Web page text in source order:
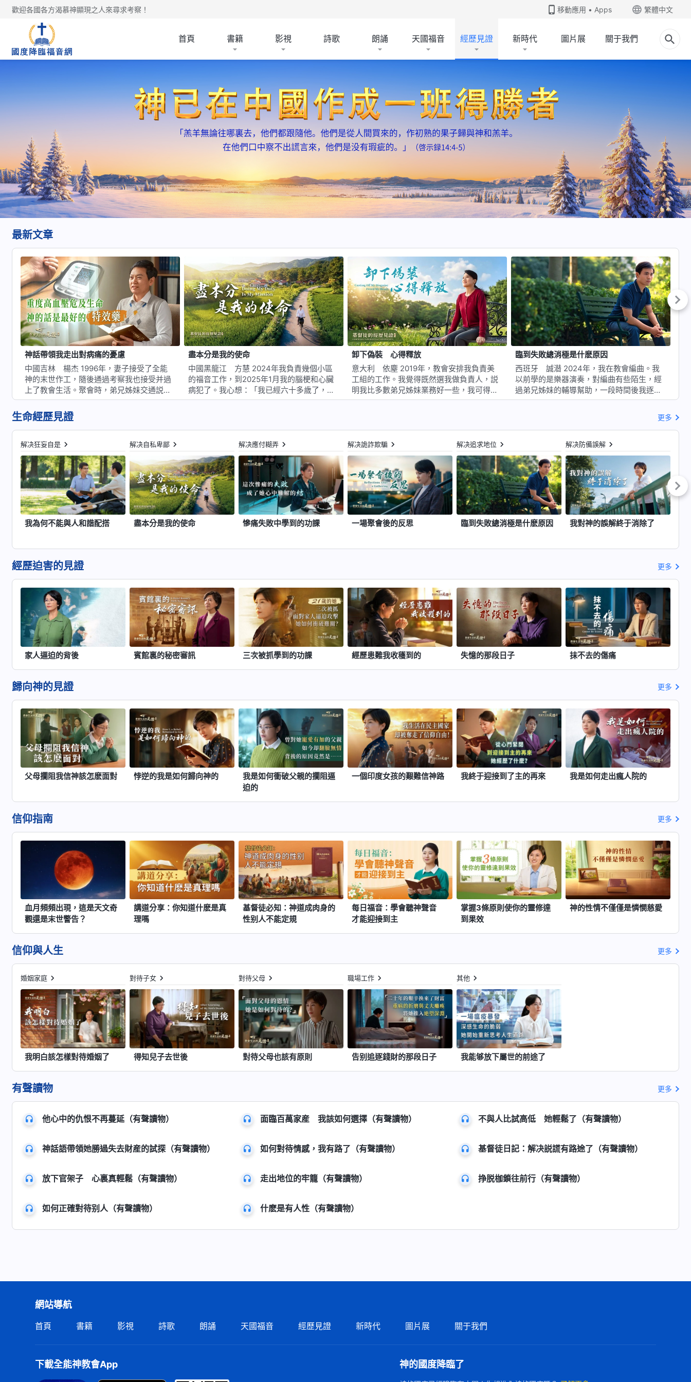
歡迎各國各方渴慕神顯現之人來尋求考察！ 移動應用 • Apps 繁體中文
首頁 書籍 影視 詩歌 朗誦 天國福音 經歷見證 新時代 圖片展 關于我們
最新文章
神話帶領我走出對病痛的憂慮
中國吉林 楊杰 1996年，妻子接受了全能
神的末世作工，隨後通過考察我也接受并過
上了教會生活。聚會時，弟兄姊妹交通説這
是神最後一步工作，是徹底潔净拯救人的工
作，人經歷神的作工敗壞性情得着了潔净就
能進天國得永生。我心裏特别感謝神的恩
待，積極吃喝神的話，投入到傳福音的行列
中。不管不信的親人和朋友怎麽攔…
盡本分是我的使命
中國黑龍江 方慧 2024年我負責幾個小區
的福音工作，到2025年1月我的腦梗和心臟
病犯了。我心想：「我已經六十多歲了，身
體不好，精力也不足，該退下來歇歇了，畢
福音也行，起碼不用這麽操心。要不我跟帶
領説説，找個人替换我的本…
卸下偽裝 心得釋放
意大利 依塵 2019年，教會安排我負責美
工組的工作。我覺得既然選我做負責人，説
明我比多數弟兄姊妹業務好一些，我可得好
好表現，不能讓大家看到我不行。接下來，
决一些問題，得到了弟兄姊妹的贊成。我心
裏美滋滋的，心想：「弟兄姊妹…
臨到失敗總消極是什麽原因
西班牙 誠潜 2024年，我在教會編曲。我
以前學的是樂器演奏，對編曲有些陌生，經
過弟兄姊妹的輔導幫助，一段時間後我逐漸
掌握了編曲的基本業務。一次編曲前楊林弟
後，組長和楊林都説我作得不錯，組長還感
嘆：「好長時間都没有聽到這麽好的歌
了。」當時我心裏特别高興，心想：「…
一
生命經歷見證 更多
解决狂妄自是
我為何不能與人和諧配搭
解决自私卑鄙
盡本分是我的使命
解决應付糊弄
慘痛失敗中學到的功課
解决詭詐欺騙
一場聚會後的反思
解决追求地位
臨到失敗總消極是什麽原因
解决防備誤解
我對神的誤解終于消除了
經歷迫害的見證 更多
家人逼迫的背後 賓館裏的秘密審訊 三次被抓學到的功課 經歷患難我收穫到的 失憶的那段日子 抹不去的傷痛
歸向神的見證 更多
父母攔阻我信神該怎麽面對 悖逆的我是如何歸向神的
我是如何衝破父親的攔阻逼
迫的
一個印度女孩的艱難信神路 我終于迎接到了主的再來 我是如何走出瘋人院的
信仰指南 更多
血月頻頻出現，這是天文奇
觀還是末世警告？
講道分享：你知道什麽是真
理嗎
基督徒必知：神道成肉身的
性别人不能定規
每日福音：學會聽神聲音
才能迎接到主
掌握3條原則使你的靈修達
到果效
神的性情不僅僅是憐憫慈愛
信仰與人生 更多
婚姻家庭
我明白該怎樣對待婚姻了
對待子女
得知兒子去世後
對待父母
對待父母也該有原則
職場工作
告别追逐錢財的那段日子
其他
我能够放下屬世的前途了
有聲讀物 更多
他心中的仇恨不再蔓延（有聲讀物） 面臨百萬家産 我該如何選擇（有聲讀物） 不與人比試高低 她輕鬆了（有聲讀物）
神話語帶領她勝過失去財産的試探（有聲讀物） 如何對待情感，我有路了（有聲讀物） 基督徒日記：解决説謊有路途了（有聲讀物）
放下官架子 心裏真輕鬆（有聲讀物） 走出地位的牢籠（有聲讀物） 挣脱枷鎖往前行（有聲讀物）
如何正確對待别人（有聲讀物） 什麽是有人性（有聲讀物）
網站導航
首頁 書籍 影視 詩歌 朗誦 天國福音 經歷見證 新時代 圖片展 關于我們
下載全能神教會App 神的國度降臨了